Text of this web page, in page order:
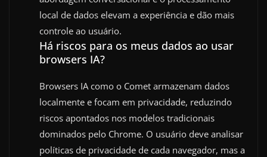
local de dados elevam a experiência e dão mais
controle ao usuário.
Há riscos para os meus dados ao usar
browsers IA?
Browsers IA como o Comet armazenam dados
localmente e focam em privacidade, reduzindo
riscos apontados nos modelos tradicionais
dominados pelo Chrome. O usuário deve analisar
políticas de privacidade de cada navegador, mas a